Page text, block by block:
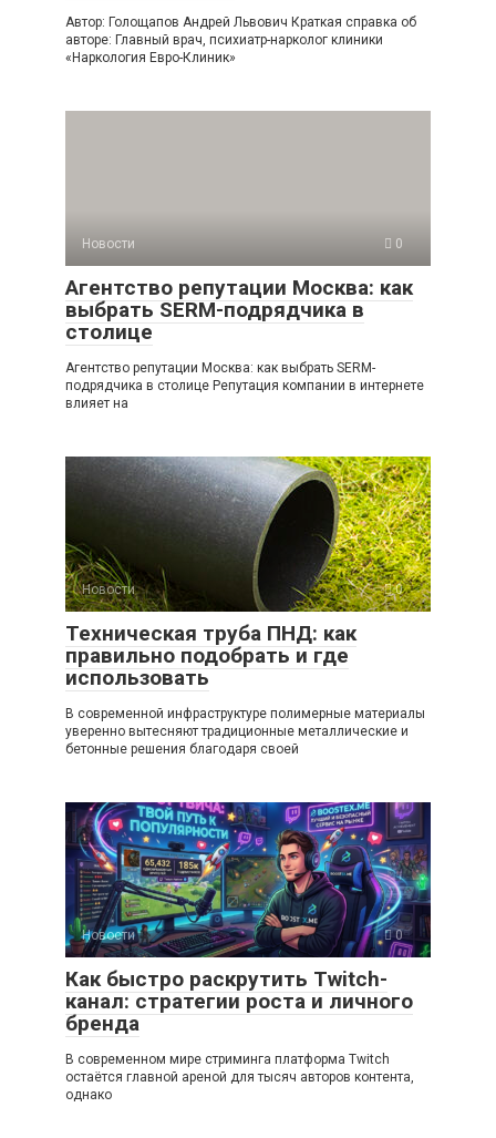
Автор: Голощапов Андрей Львович Краткая справка об
авторе: Главный врач, психиатр-нарколог клиники
«Наркология Евро-Клиник»
Новости 0
Агентство репутации Москва: как
выбрать SERM-подрядчика в
столице
Агентство репутации Москва: как выбрать SERM-
подрядчика в столице Репутация компании в интернете
влияет на
Новости 0
Техническая труба ПНД: как
правильно подобрать и где
использовать
В современной инфраструктуре полимерные материалы
уверенно вытесняют традиционные металлические и
бетонные решения благодаря своей
Новости 0
Как быстро раскрутить Twitch-
канал: стратегии роста и личного
бренда
В современном мире стриминга платформа Twitch
остаётся главной ареной для тысяч авторов контента,
однако